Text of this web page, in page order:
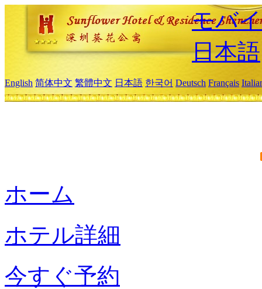
モバ
日本語
English 简体中文 繁體中文 日本語 한국어 Deutsch Français
ホーム
ホテル詳細
今すぐ予約